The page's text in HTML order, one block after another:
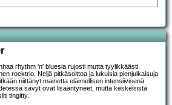
rhythm 'n' bluesia rujosti mutta tyylikkäästi
rocktrio. Neljä pitkäsoittoa ja lukuisia pienjulkaisuja
niittänyt mainetta eläimellisen intensiivisenä
sävyt ovat lisääntyneet, mutta keskeisistä
tingitty.